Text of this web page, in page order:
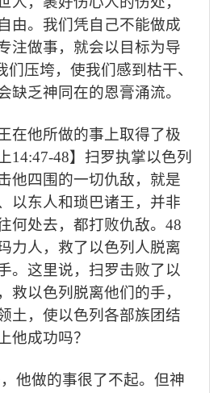
由。我们凭自己不能做成
注做事，就会以目标为导
们压垮，使我们感到枯干、
缺乏神同在的恩膏涌流。
在他所做的事上取得了极
14:47-48】扫罗执掌以色列
他四围的一切仇敌，就是
以东人和琐巴诸王，并非
何处去，都打败仇敌。 48
力人，救了以色列人脱离
。这里说，扫罗击败了以
救以色列脱离他们的手，
土，使以色列各部族团结
他成功吗？
他做的事很了不起。但神